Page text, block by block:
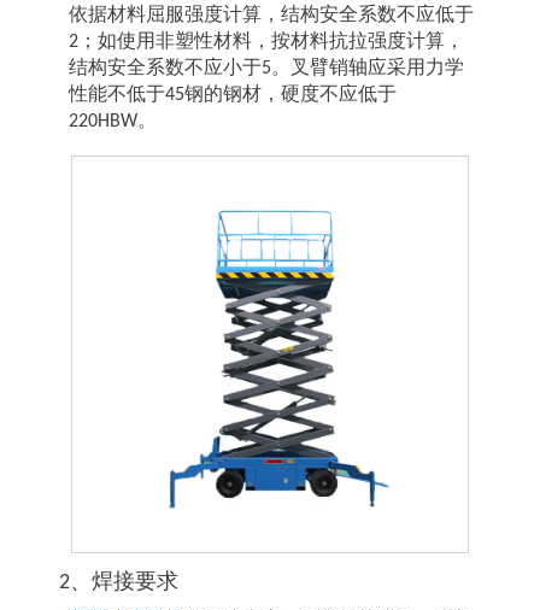
依据材料屈服强度计算，结构安全系数不应低于
2；如使用非塑性材料，按材料抗拉强度计算，
结构安全系数不应小于5。叉臂销轴应采用力学
性能不低于45钢的钢材，硬度不应低于
220HBW。
2、焊接要求